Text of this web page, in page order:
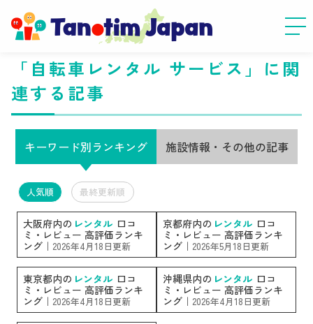
「自転車レンタル サービス」に関
連する記事
キーワード別ランキング 施設情報・その他の記事
人気順 最終更新順
大阪府内の レンタル 口コ
ミ・レビュー 高評価ランキ
ング｜ 2026年4月18日更新
京都府内の レンタル 口コ
ミ・レビュー 高評価ランキ
ング｜ 2026年5月18日更新
東京都内の レンタル 口コ
ミ・レビュー 高評価ランキ
ング｜ 2026年4月18日更新
沖縄県内の レンタル 口コ
ミ・レビュー 高評価ランキ
ング｜ 2026年4月18日更新